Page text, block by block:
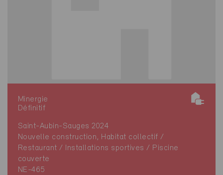
Minergie
Définitif
Saint-Aubin-Sauges 2024
Nouvelle construction, Habitat collectif /
Restaurant / Installations sportives / Piscine
couverte
NE-465